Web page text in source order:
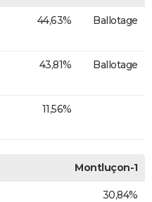
44,63% Ballotage
43,81% Ballotage
11,56%
Montluçon-1
30,84%